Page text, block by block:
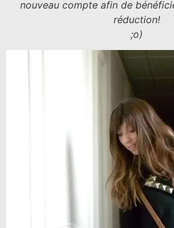
nouveau compte afin de
réduction!
;o)